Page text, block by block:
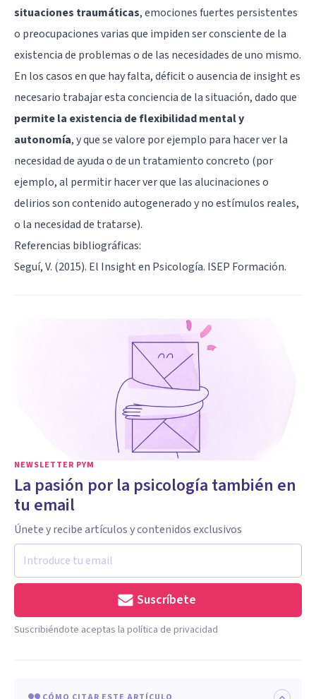
situaciones traumáticas, emociones fuertes persistentes
o preocupaciones varias que impiden ser consciente de la
existencia de problemas o de las necesidades de uno mismo.
En los casos en que hay falta, déficit o ausencia de insight es
necesario trabajar esta conciencia de la situación, dado que
permite la existencia de flexibilidad mental y
autonomía, y que se valore por ejemplo para hacer ver la
necesidad de ayuda o de un tratamiento concreto (por
ejemplo, al permitir hacer ver que las alucinaciones o
delirios son contenido autogenerado y no estímulos reales,
o la necesidad de tratarse).
Referencias bibliográficas:
Seguí, V. (2015). El Insight en Psicología. ISEP Formación.
NEWSLETTER PYM
La pasión por la psicología también en
tu email
Únete y recibe artículos y contenidos exclusivos
Suscríbete
Suscribiéndote aceptas la política de privacidad